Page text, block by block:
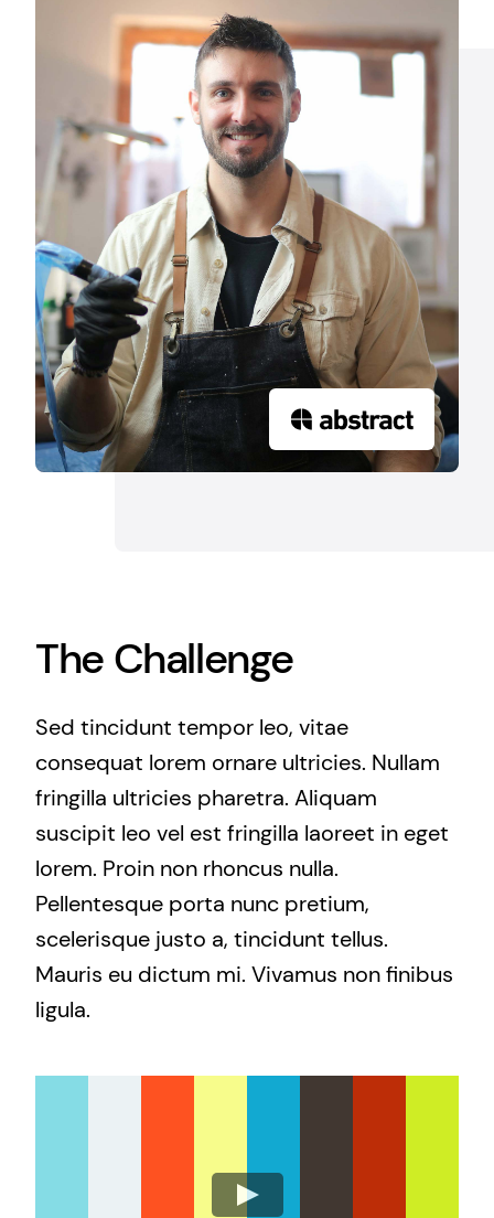
The Challenge
Sed tincidunt tempor leo, vitae
consequat lorem ornare ultricies. Nullam
fringilla ultricies pharetra. Aliquam
suscipit leo vel est fringilla laoreet in eget
lorem. Proin non rhoncus nulla.
Pellentesque porta nunc pretium,
scelerisque justo a, tincidunt tellus.
Mauris eu dictum mi. Vivamus non finibus
ligula.